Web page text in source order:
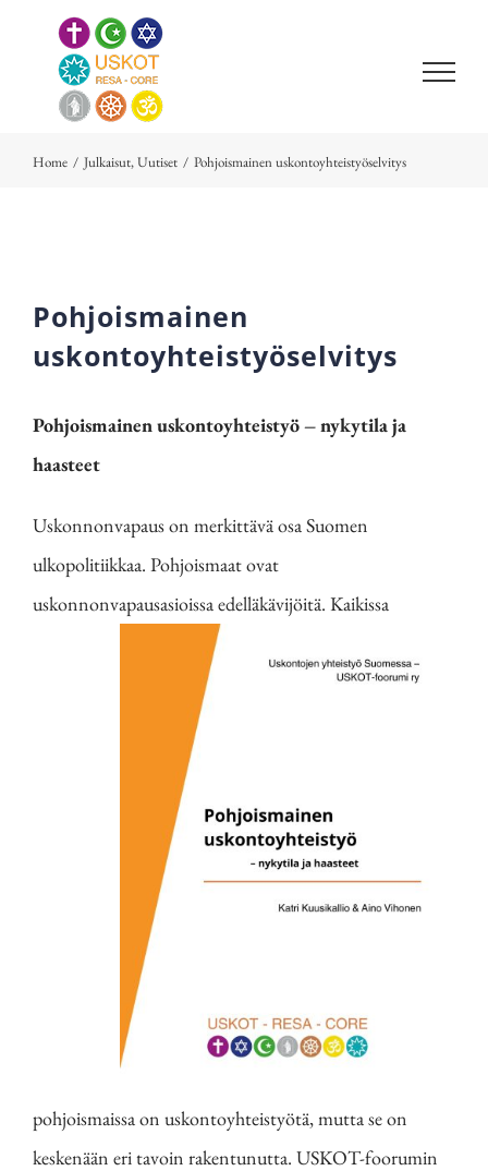
Home / Julkaisut,Uutiset / Pohjoismainen uskontoyhteistyöselvitys
Pohjoismainen
uskontoyhteistyöselvitys
Pohjoismainen uskontoyhteistyö – nykytila ja
haasteet
Uskonnonvapaus on merkittävä osa Suomen
ulkopolitiikkaa. Pohjoismaat ovat
uskonnonvapausasioissaedelläkävijöitä. Kaikissa
pohjoismaissa on uskontoyhteistyötä, mutta se on
keskenään eri tavoin rakentunutta. USKOT-foorumin